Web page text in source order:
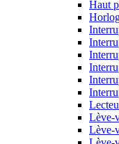
Haut
Lève-
Lève-